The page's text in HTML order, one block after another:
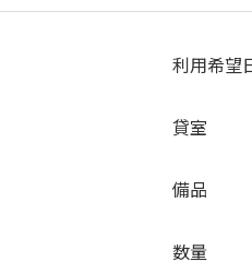
利用希望
貸室
備品
数量